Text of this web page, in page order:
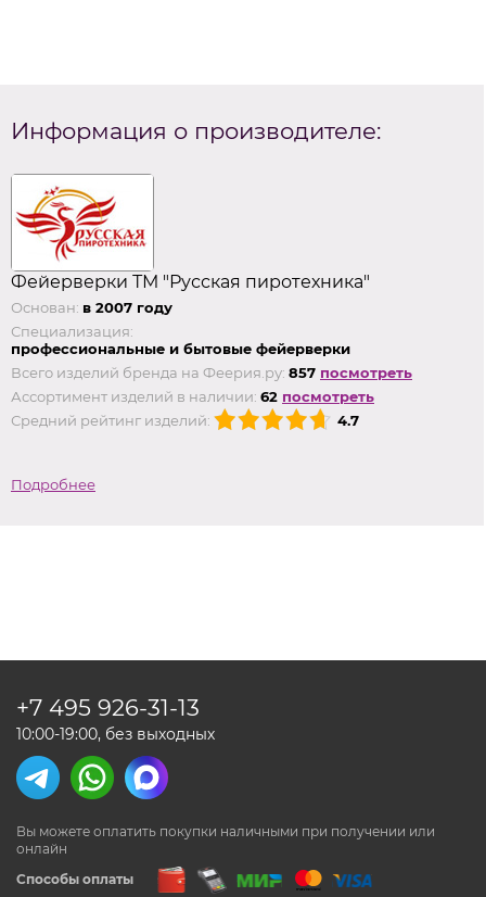
Информация о производителе:
Фейерверки ТМ "Русская пиротехника"
Основан: в 2007 году
Специализация:
профессиональные и бытовые фейерверки
Всего изделий бренда на Феерия.ру: 857 посмотреть
Ассортимент изделий в наличии: 62 посмотреть
Средний рейтинг изделий:
4.7
Подробнее
Способы оплаты
Вы можете оплатить покупки наличными при получении или
онлайн
+7 495 926-31-13
10:00-19:00, без выходных